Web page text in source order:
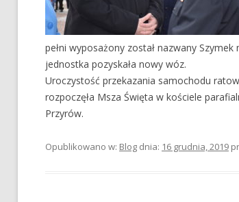
pełni wyposażony został nazwany
jednostka pozyskała nowy wóz.
Uroczystość przekazania samochodu
rozpoczęła Msza Święta w kościele
Przyrów.
Opublikowano w: Blog dnia: 16 grudnia, 2019